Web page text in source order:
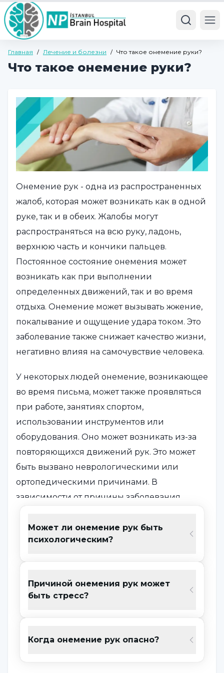
Главная / Лечение и болезни / Что такое онемение руки?
Что такое онемение руки?
Онемение рук - одна из распространенных
жалоб, которая может возникать как в одной
руке, так и в обеих. Жалобы могут
распространяться на всю руку, ладонь,
верхнюю часть и кончики пальцев.
Постоянное состояние онемения может
возникать как при выполнении
определенных движений, так и во время
отдыха. Онемение может вызывать жжение,
покалывание и ощущение удара током. Это
заболевание также снижает качество жизни,
негативно влияя на самочувствие человека.
У некоторых людей онемение, возникающее
во время письма, может также проявляться
при работе, занятиях спортом,
использовании инструментов или
оборудования. Оно может возникать из-за
повторяющихся движений рук. Это может
быть вызвано неврологическими или
ортопедическими причинами. В
зависимости от причины заболевания
методов лечения. Если заболевание не
лечить, оно может стать хроническим и
постоянным.
Почему возникает онемение рук?
Постоянные повторяющиеся движения
утолщение связок, в которых расположены
нервы, или повышение давления в канале.
Может ли онемение рук быть
психологическим?
Причиной онемения рук может
быть стресс?
Когда онемение рук опасно?